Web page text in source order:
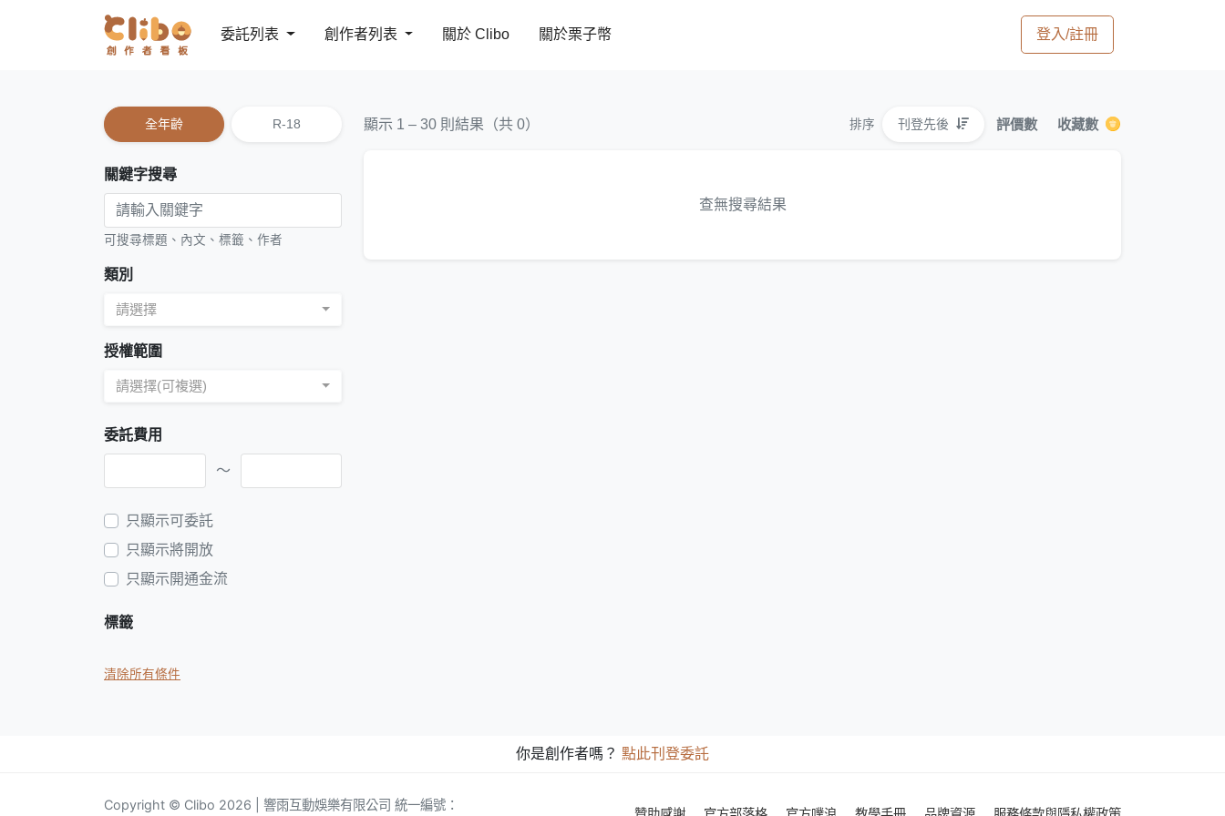
委託列表 創作者列表 關於 Clibo 關於栗子幣 登入/註冊
全年齡 R-18
關鍵字搜尋
可搜尋標題、內文、標籤、作者
類別
請選擇
授權範圍
請選擇(可複選)
委託費用
～
只顯示可委託
只顯示將開放
只顯示開通金流
標籤
清除所有條件
顯示 1 – 30 則結果（共 0） 排序 刊登先後 評價數 收藏數
查無搜尋結果
你是創作者嗎？ 點此刊登委託
Copyright © Clibo 2026 | 響雨互動娛樂有限公司 統一編號：